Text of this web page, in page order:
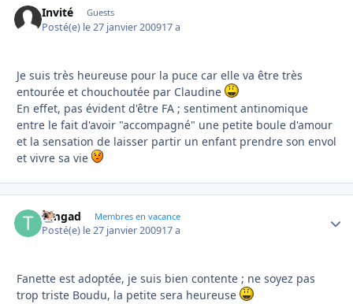
Invité Guests
Posté(e) le 27 janvier 200917 a
Je suis très heureuse pour la puce car elle va être très
entourée et chouchoutée par Claudine
En effet, pas évident d'être FA ; sentiment antinomique
entre le fait d'avoir "accompagné" une petite boule d'amour
et la sensation de laisser partir un enfant prendre son envol
et vivre sa vie
timgad Membres en vacance
Posté(e) le 27 janvier 200917 a
Fanette est adoptée, je suis bien contente ; ne soyez pas
trop triste Boudu, la petite sera heureuse